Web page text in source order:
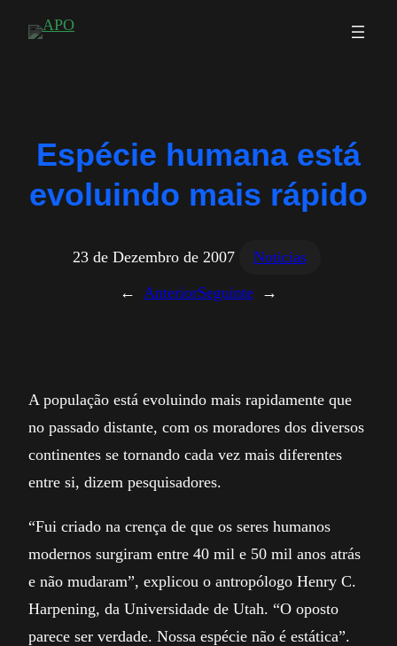
Espécie humana está
evoluindo mais rápido
23 de Dezembro de 2007
Noticias
← AnteriorSeguinte →
A população está evoluindo mais rapidamente que
no passado distante, com os moradores dos diversos
continentes se tornando cada vez mais diferentes
entre si, dizem pesquisadores.
“Fui criado na crença de que os seres humanos
modernos surgiram entre 40 mil e 50 mil anos atrás
e não mudaram”, explicou o antropólogo Henry C.
Harpening, da Universidade de Utah. “O oposto
parece ser verdade. Nossa espécie não é estática”.